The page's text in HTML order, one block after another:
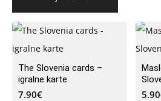
The Slovenia cards –
igralne karte
7.90€ 5.90